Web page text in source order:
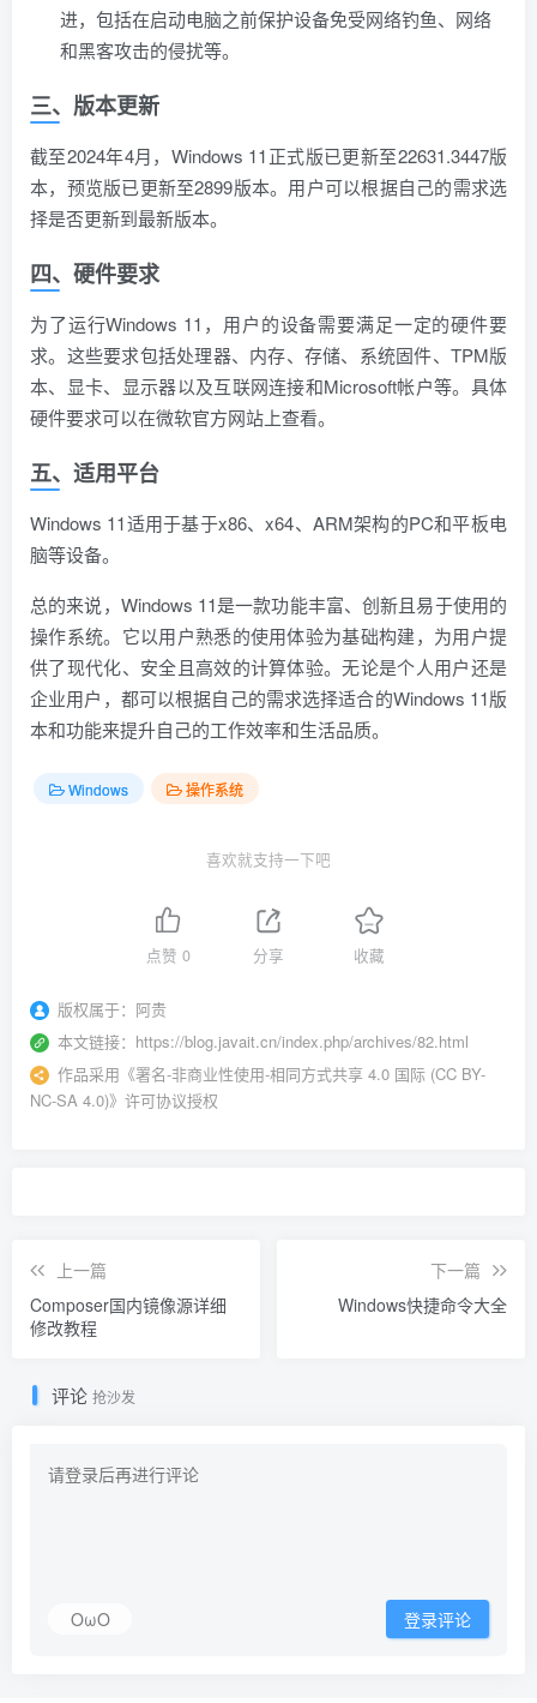
进，包括在启动电脑之前保护设备免受网络钓鱼、网络
和黑客攻击的侵扰等。
三、版本更新
截至2024年4月，Windows 11正式版已更新至22631.3447版
本，预览版已更新至2899版本。用户可以根据自己的需求选
择是否更新到最新版本。
四、硬件要求
为了运行Windows 11，用户的设备需要满足一定的硬件要
求。这些要求包括处理器、内存、存储、系统固件、TPM版
本、显卡、显示器以及互联网连接和Microsoft帐户等。具体
硬件要求可以在微软官方网站上查看。
五、适用平台
Windows 11适用于基于x86、x64、ARM架构的PC和平板电
脑等设备。
总的来说，Windows 11是一款功能丰富、创新且易于使用的
操作系统。它以用户熟悉的使用体验为基础构建，为用户提
供了现代化、安全且高效的计算体验。无论是个人用户还是
企业用户，都可以根据自己的需求选择适合的Windows 11版
本和功能来提升自己的工作效率和生活品质。
Windows 操作系统
喜欢就支持一下吧
点赞 0 分享 收藏
版权属于： 阿贵
本文链接： https://blog.javait.cn/index.php/archives/82.html
作品采用 《署名-非商业性使用-相同方式共享 4.0 国际 (CC BY-
NC-SA 4.0)》许可协议授权
上一篇
Composer国内镜像源详细
修改教程
下一篇
Windows快捷命令大全
评论 抢沙发
OωO 登录评论